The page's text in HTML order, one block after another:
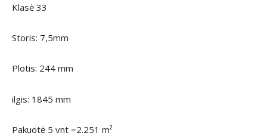
Klasė 33
Storis: 7,5mm
Plotis: 244 mm
ilgis: 1845 mm
Pakuotė 5 vnt =2.251 m²